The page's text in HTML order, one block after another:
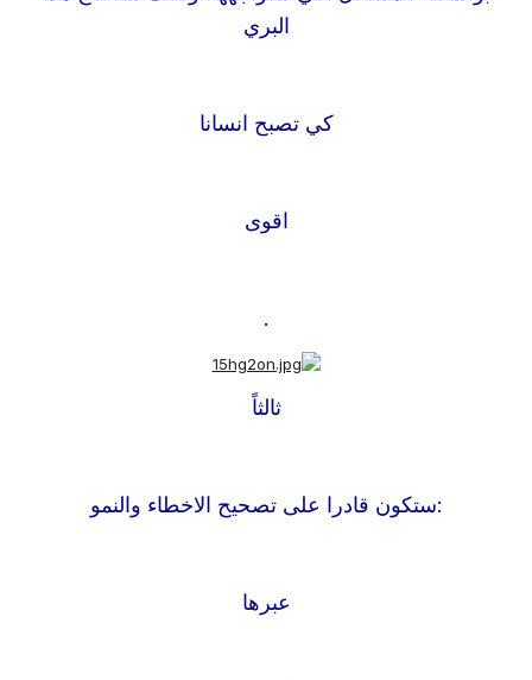
البري
كي تصبح انسانا
اقوى
ثالثاً
ستكون قادرا على تصحيح الاخطاء والنمو
عبرها